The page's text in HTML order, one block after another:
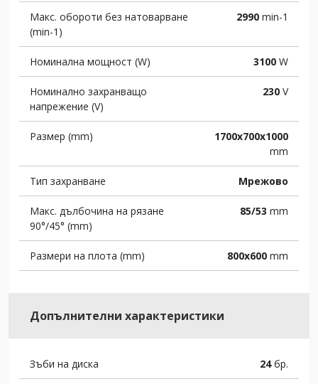
Макс. обороти без натоварване
(min-1)
2990 min-1
Номинална мощност (W) 3100 W
Номинално захранващо
напрежение (V)
230 V
Размер (mm)
1700x700x1000
mm
Тип захранване Мрежово
Макс. дълбочина на рязане
90°/45° (mm)
85/53 mm
Размери на плота (mm) 800x600 mm
Допълнителни характеристики
Зъби на диска 24бр.